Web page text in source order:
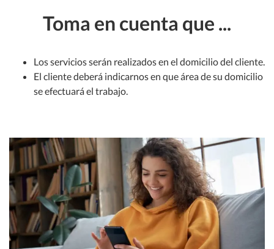
Toma en cuenta que ...
Los servicios serán realizados en el domicilio del cliente.
El cliente deberá indicarnos en que área de su domicilio
se efectuará el trabajo.